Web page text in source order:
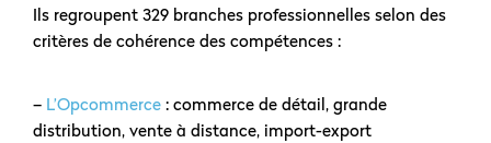
Ils regroupent 329 branches professionnelles selon des
critères de cohérence des compétences :
– L’Opcommerce : commerce de détail, grande
distribution, vente à distance, import-export